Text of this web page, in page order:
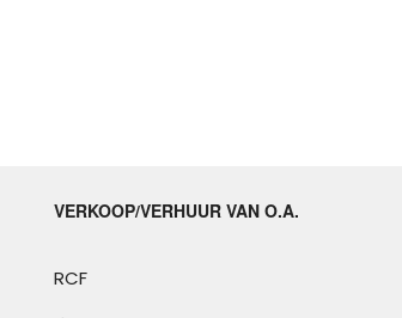
VERKOOP/VERHUUR VAN O.A.
RCF